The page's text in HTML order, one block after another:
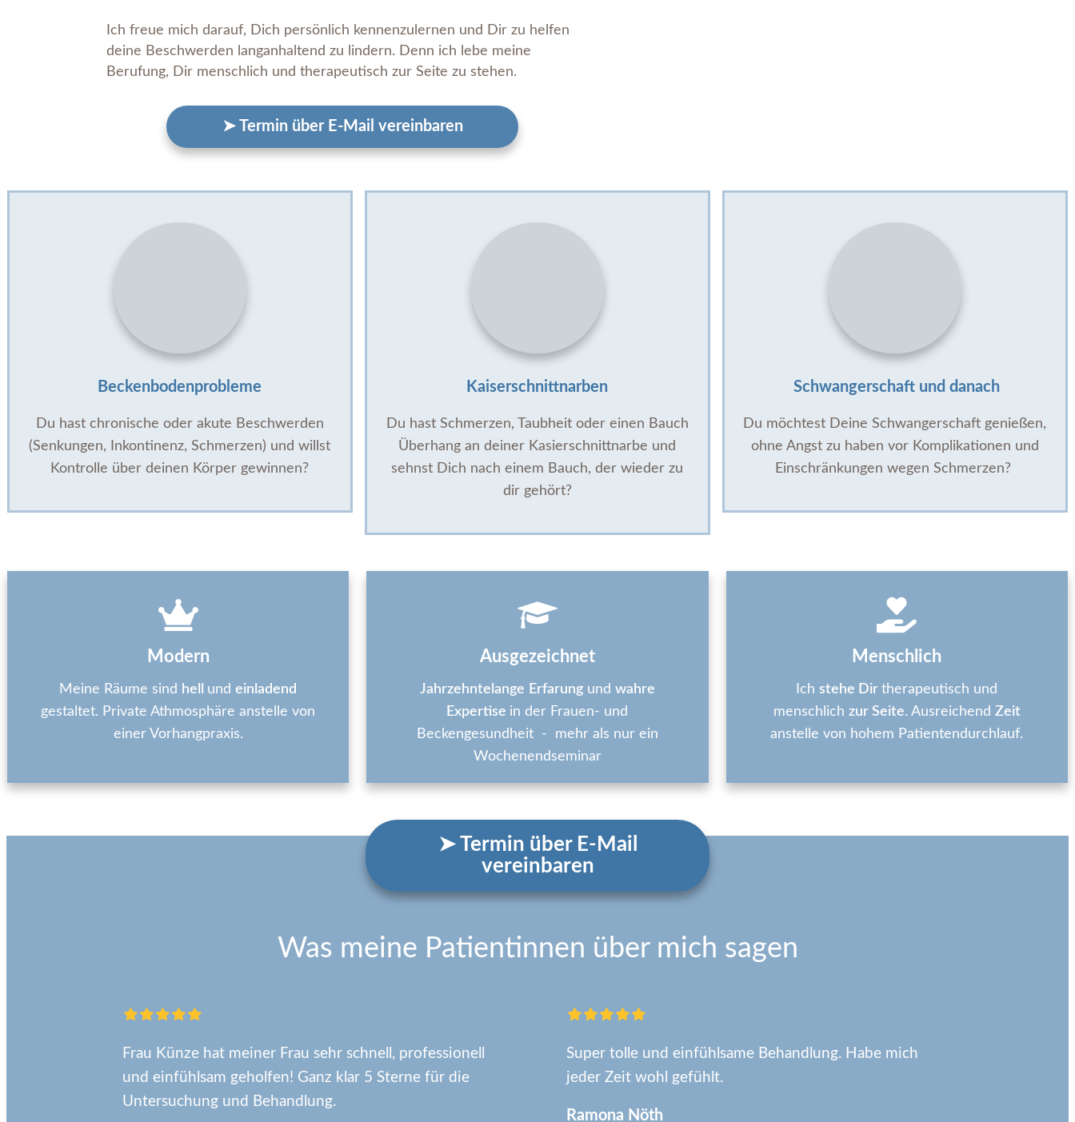
Ich freue mich darauf, Dich persönlich kennenzulernen und Dir zu helfen
deine Beschwerden langanhaltend zu lindern. Denn ich lebe meine
Berufung, Dir menschlich und therapeutisch zur Seite zu stehen.
➤ Termin über E-Mail vereinbaren
Beckenbodenprobleme
Du hast chronische oder akute Beschwerden
(Senkungen, Inkontinenz, Schmerzen) und willst
Kontrolle über deinen Körper gewinnen?
Kaiserschnittnarben
Du hast Schmerzen, Taubheit oder einen Bauch
Überhang an deiner Kasierschnittnarbe und
sehnst Dich nach einem Bauch, der wieder zu
dir gehört?
Schwangerschaft und danach
Du möchtest Deine Schwangerschaft genießen,
ohne Angst zu haben vor Komplikationen und
Einschränkungen wegen Schmerzen?
Modern
Meine Räume sind hell undeinladend
gestaltet. Private Athmosphäre anstelle von
einer Vorhangpraxis.
Ausgezeichnet
Jahrzehntelange Erfarungund wahre
Expertise in der Frauen- und
Beckengesundheit - mehr als nur ein
Wochenendseminar
Menschlich
Ichstehe Dirtherapeutisch und
menschlich zur Seite. Ausreichend Zeit
anstelle von hohem Patientendurchlauf.
➤ Termin über E-Mail
vereinbaren
Was meine Patientinnen über mich sagen
Frau Künze hat meiner Frau sehr schnell, professionell
und einfühlsam geholfen! Ganz klar 5 Sterne für die
Untersuchung und Behandlung.
Super tolle und einfühlsame Behandlung. Habe mich
jeder Zeit wohl gefühlt.
Ramona Nöth